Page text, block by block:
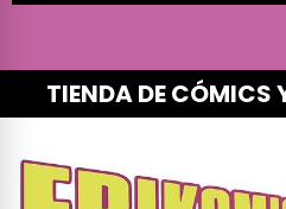
TIENDA DE CÓMICS